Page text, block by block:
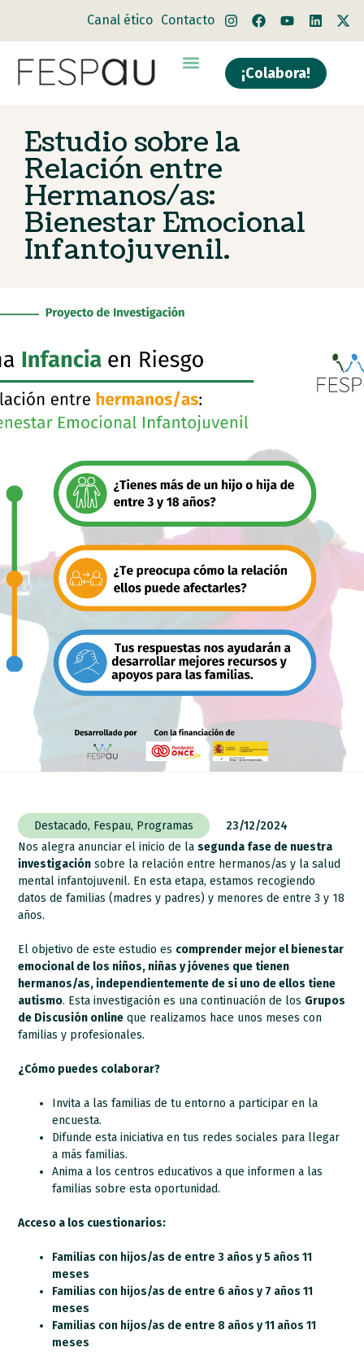
Canal ético Contacto
¡Colabora!
Estudio sobre la
Relación entre
Hermanos/as:
Bienestar Emocional
Infantojuvenil.
Destacado, Fespau, Programas
23/12/2024
Nos alegra anunciar el inicio de lasegunda fase de nuestra
investigación sobre la relación entre hermanos/as y la salud
mental infantojuvenil. En esta etapa, estamos recogiendo
datos de familias (madres y padres) y menores de entre 3 y 18
años.
El objetivo de este estudio es comprender mejor el bienestar
emocional de los niños, niñas y jóvenes que tienen
hermanos/as, independientemente de si uno de ellos tiene
autismo. Esta investigación es una continuación de los Grupos
de Discusión online que realizamos hace unos meses con
familias y profesionales.
¿Cómo puedes colaborar?
Invita a las familias de tu entorno a participar en la
encuesta.
Difunde esta iniciativa en tus redes sociales para llegar
a más familias.
Anima a los centros educativos a que informen a las
familias sobre esta oportunidad.
Acceso a los cuestionarios:
Familias con hijos/as de entre 3 años y 5 años 11
meses
Familias con hijos/as de entre 6 años y 7 años 11
meses
Familias con hijos/as de entre 8 años y 11 años 11
meses